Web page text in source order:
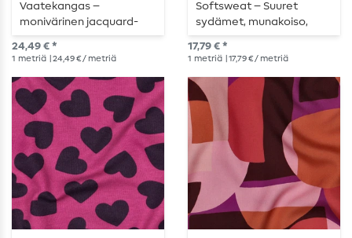
Vaatekangas –
monivärinen jacquard-
kuvio, kukkakuvio
24,49 € *
1 metriä | 24,49 € / metriä
Softsweat – Suuret
sydämet, munakoiso,
magenta, karhennettu
17,79 € *
1 metriä | 17,79 € / metriä